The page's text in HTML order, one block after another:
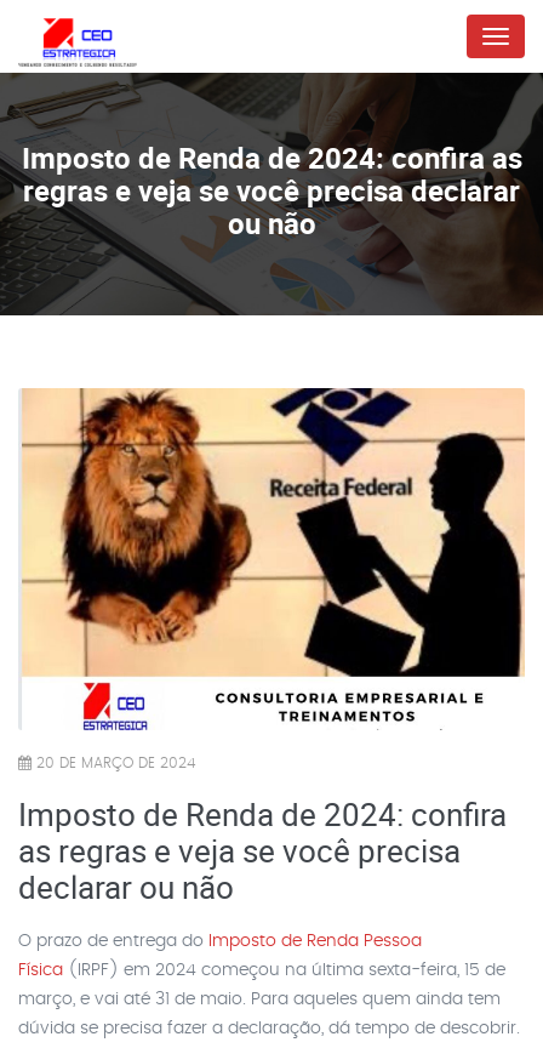
Menu
Imposto de Renda de 2024: confira as
regras e veja se você precisa declarar
ou não
20 DE MARÇO DE 2024
Imposto de Renda de 2024: confira
as regras e veja se você precisa
declarar ou não
O prazo de entrega do
Imposto de Renda Pessoa
Física (IRPF) em 2024 começou na última sexta-feira, 15 de
março, e vai até 31 de maio. Para aqueles quem ainda tem
dúvida se precisa fazer a declaração, dá tempo de descobrir.